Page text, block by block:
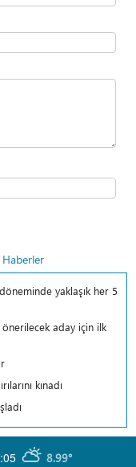
Haberler
yaklaşık her 5
aday için ilk
kınadı
8.99°